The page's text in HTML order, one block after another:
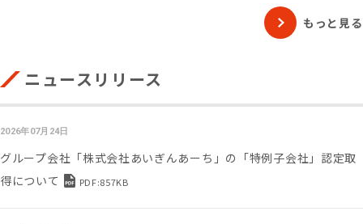
もっと見る
ニュースリリース
2026年07月24日
グループ会社「株式会社あいぎんあーち」の「特例子会社」認定取
得について
PDF:857KB